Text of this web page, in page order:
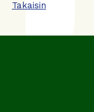
Takaisin